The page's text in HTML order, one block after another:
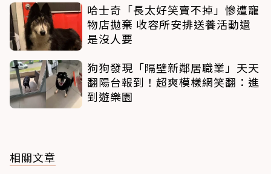
哈士奇「長太好笑賣不掉」慘遭寵
物店拋棄 收容所安排送養活動還
是沒人要
狗狗發現「隔壁新鄰居職業」天天
翻陽台報到！超爽模樣網笑翻：進
到遊樂園
相關文章